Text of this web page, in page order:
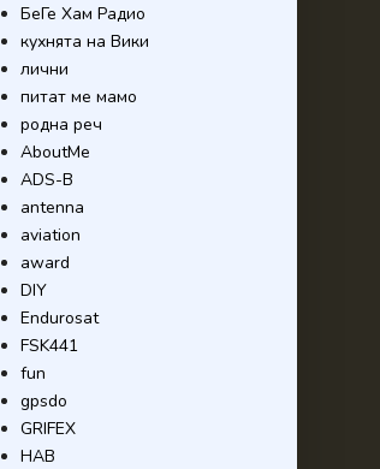
БеГе Хам Радио
кухнята на Вики
лични
питат ме мамо
родна реч
AboutMe
ADS-B
antenna
aviation
award
DIY
Endurosat
FSK441
fun
gpsdo
GRIFEX
HAB